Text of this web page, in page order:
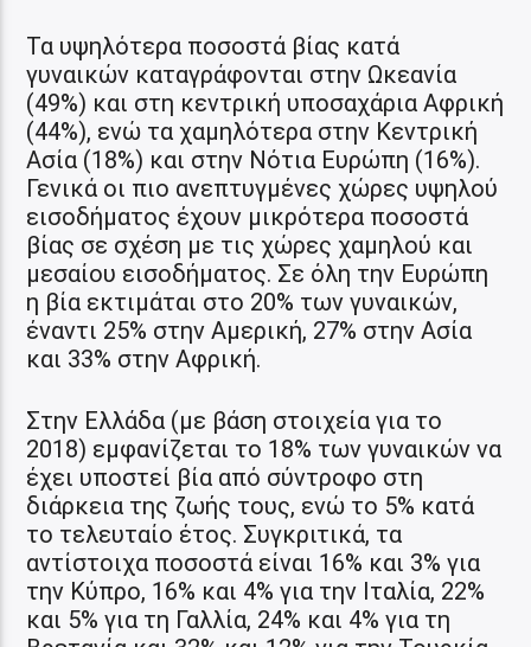
Τα υψηλότερα ποσοστά βίας κατά
γυναικών καταγράφονται στην Ωκεανία
(49%) και στη κεντρική υποσαχάρια Αφρική
(44%), ενώ τα χαμηλότερα στην Κεντρική
Ασία (18%) και στην Νότια Ευρώπη (16%).
Γενικά οι πιο ανεπτυγμένες χώρες υψηλού
εισοδήματος έχουν μικρότερα ποσοστά
βίας σε σχέση με τις χώρες χαμηλού και
μεσαίου εισοδήματος. Σε όλη την Ευρώπη
η βία εκτιμάται στο 20% των γυναικών,
έναντι 25% στην Αμερική, 27% στην Ασία
και 33% στην Αφρική.
Στην Ελλάδα (με βάση στοιχεία για το
2018) εμφανίζεται το 18% των γυναικών να
έχει υποστεί βία από σύντροφο στη
διάρκεια της ζωής τους, ενώ το 5% κατά
το τελευταίο έτος. Συγκριτικά, τα
αντίστοιχα ποσοστά είναι 16% και 3% για
την Κύπρο, 16% και 4% για την Ιταλία, 22%
και 5% για τη Γαλλία, 24% και 4% για τη